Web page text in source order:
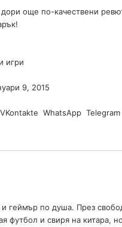
още по-качествени
игри
9, 2015
VKontakte WhatsApp Telegram
геймър по душа. През
футбол и свиря на китара,